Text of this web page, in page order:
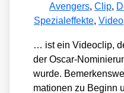
Avengers, Clip,
Spezialeffekte, Video
… ist ein Video­clip,
der Oscar-
wur­de.
ma­tio­nen zu Beginn